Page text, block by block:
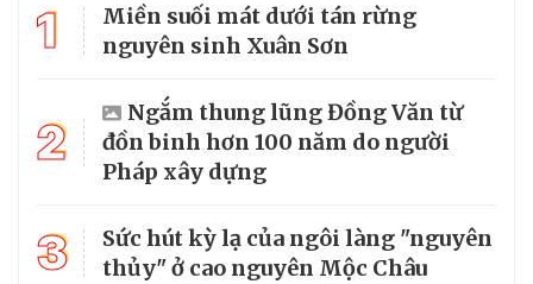
1
Miền suối mát dưới tán rừng
nguyên sinh Xuân Sơn
2
Ngắm thung lũng Đồng Văn từ
đồn binh hơn 100 năm do người
Pháp xây dựng
3
Sức hút kỳ lạ của ngôi làng "nguyên
thủy" ở cao nguyên Mộc Châu